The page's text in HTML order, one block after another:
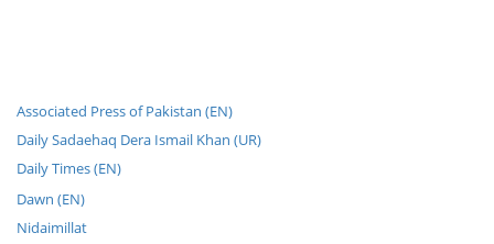
Associated Press of Pakistan (EN)
Daily Sadaehaq Dera Ismail Khan (UR)
Daily Times (EN)
Dawn (EN)
Nidaimillat